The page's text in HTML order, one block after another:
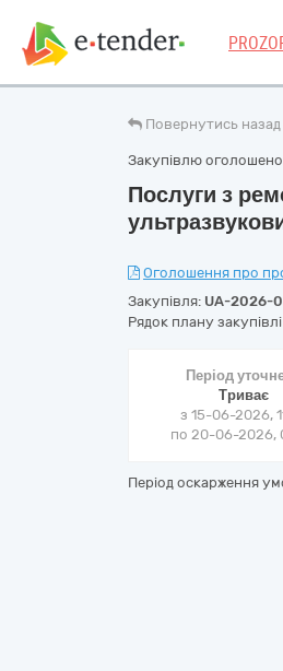
Повернутись назад
Закупівлю оголошено
Послуги з
Оголошення про
Закупівля: UA-2026-
Рядок плану
Період
Триває
з 15-06-2026,
по 20-06-2026,
Період оскарження